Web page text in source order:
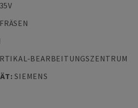
FRÄSEN
BEARBEITUNGSZENTRUM
:SIEMENS